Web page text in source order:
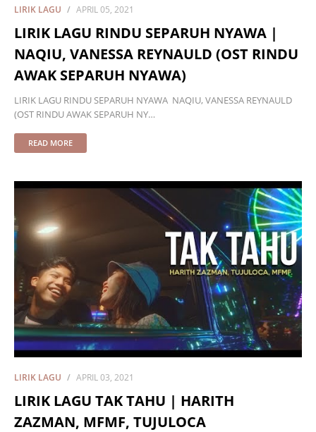
LIRIK LAGU APRIL 05, 2021
LIRIK LAGU RINDU SEPARUH NYAWA |
NAQIU, VANESSA REYNAULD (OST RINDU
AWAK SEPARUH NYAWA)
LIRIK LAGU RINDU SEPARUH NYAWA NAQIU, VANESSA REYNAULD
(OST RINDU AWAK SEPARUH NY…
READ MORE
LIRIK LAGU APRIL 03, 2021
LIRIK LAGU TAK TAHU | HARITH
ZAZMAN, MFMF, TUJULOCA